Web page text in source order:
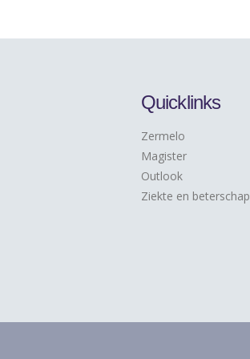
Quicklinks
Zermelo
Magister
Outlook
Ziekte en beterschap